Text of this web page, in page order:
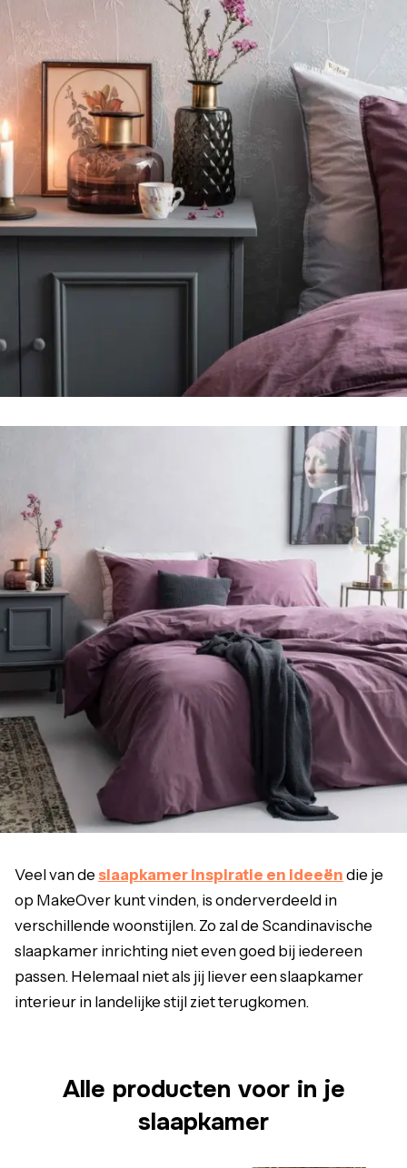
Veel van de slaapkamer inspiratie en ideeën die je
op MakeOver kunt vinden, is onderverdeeld in
verschillende woonstijlen. Zo zal de Scandinavische
slaapkamer inrichting niet even goed bij iedereen
passen. Helemaal niet als jij liever een slaapkamer
interieur in landelijke stijl ziet terugkomen.
Alle producten voor in je
slaapkamer